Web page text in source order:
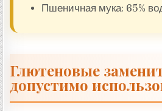
Пшеничная мука: 65%
Глютеновые
допустимо